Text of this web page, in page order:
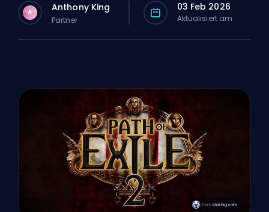
A Anthony King
Partner
03 Feb 2026
Aktualisiert am